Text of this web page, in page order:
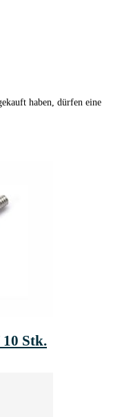
haben, dürfen eine
Stk.